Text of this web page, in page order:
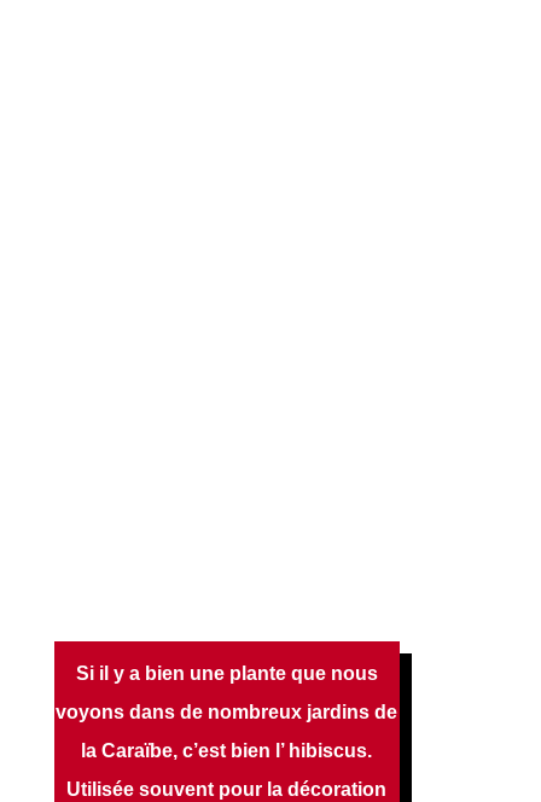
Si il y a bien une plante que nous
voyons dans de nombreux jardins de
la Caraïbe, c’est bien l’ hibiscus.
Utilisée souvent pour la décoration